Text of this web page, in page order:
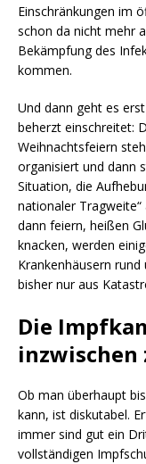
Einschränkungen im
schon da nicht mehr
Bekämpfung des
kommen.
Und dann geht es
beherzt einschreitet:
Weihnachtsfeiern
organisiert und dann
Situation, die
nationaler
dann feiern, heißen
knacken, werden
Krankenhäusern
bisher nur aus
Die
Ob man überhaupt
kann, ist diskutabel.
immer sind gut ein
vollständigen